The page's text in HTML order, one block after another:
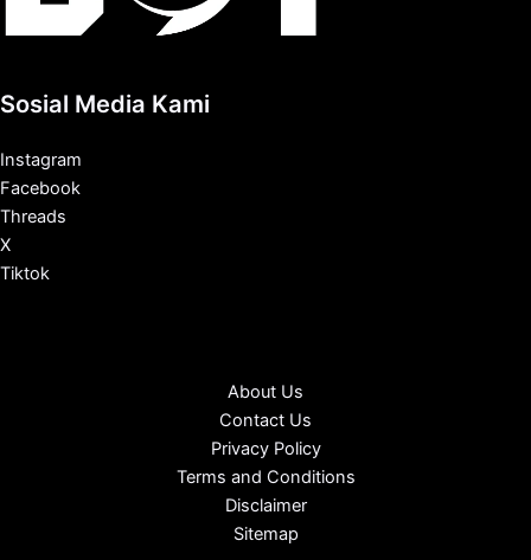
Sosial Media Kami
Instagram
Facebook
Threads
X
Tiktok
About Us
Contact Us
Privacy Policy
Terms and Conditions
Disclaimer
Sitemap